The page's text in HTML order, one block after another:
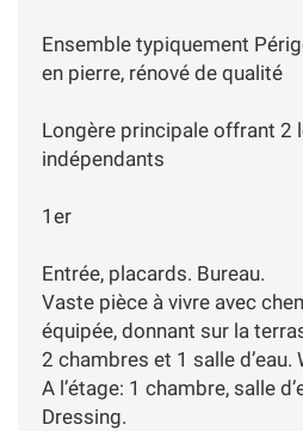
Ensemble typiquement
en pierre, rénové de qualité
Longère principale offrant 2
indépendants
1er
Entrée, placards. Bureau.
Vaste pièce à vivre avec
équipée, donnant sur la
2 chambres et 1 salle d’eau.
A l’étage: 1 chambre, salle
Dressing.